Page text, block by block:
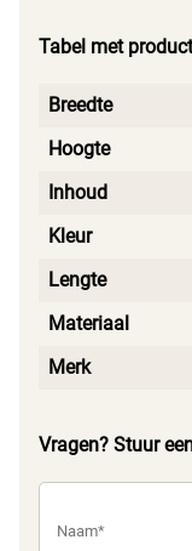
Tabel met
Breedte
Hoogte
Inhoud
Kleur
Lengte
Materiaal
Merk
Vragen? Stuur